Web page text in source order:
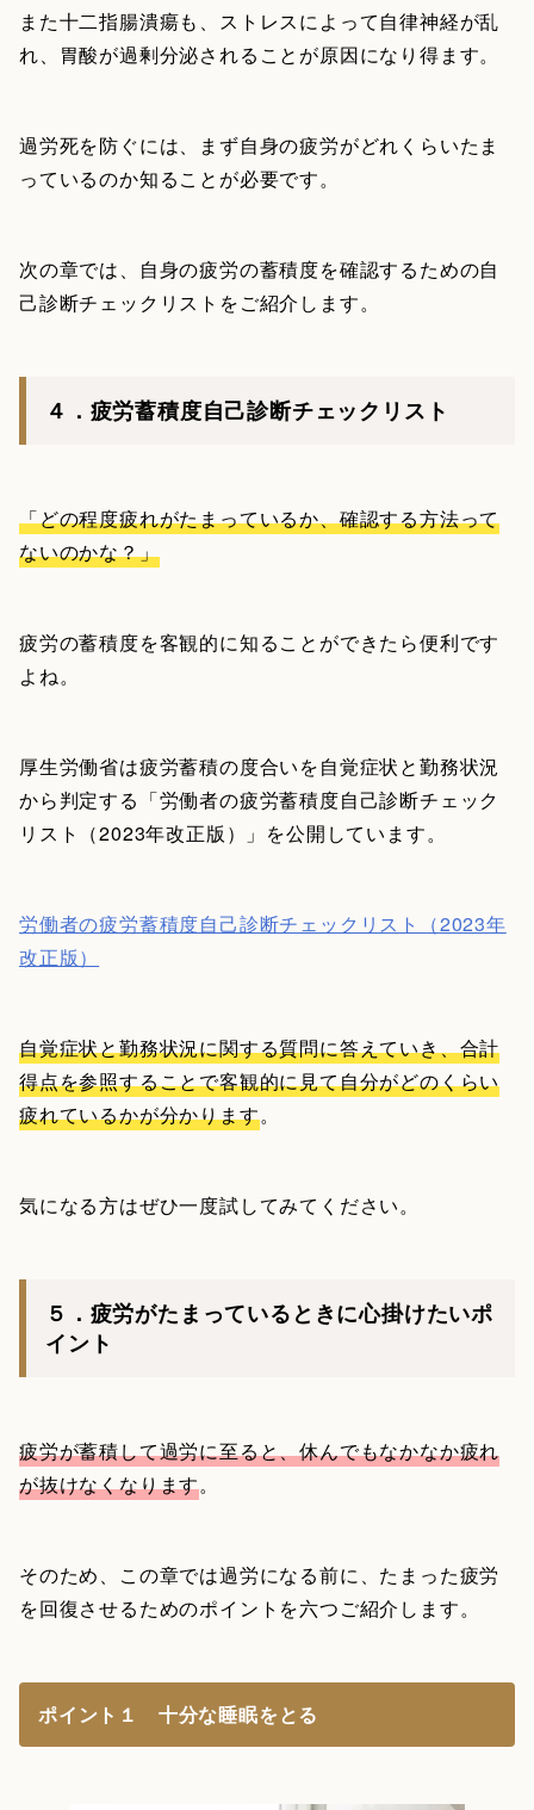
また十二指腸潰瘍も、ストレスによって自律神経が乱
れ、胃酸が過剰分泌されることが原因になり得ます。
過労死を防ぐには、まず自身の疲労がどれくらいたま
っているのか知ることが必要です。
次の章では、自身の疲労の蓄積度を確認するための自
己診断チェックリストをご紹介します。
４．疲労蓄積度自己診断チェックリスト
「どの程度疲れがたまっているか、確認する方法って
ないのかな？」
疲労の蓄積度を客観的に知ることができたら便利です
よね。
厚生労働省は疲労蓄積の度合いを自覚症状と勤務状況
から判定する「労働者の疲労蓄積度自己診断チェック
リスト（2023年改正版）」を公開しています。
労働者の疲労蓄積度自己診断チェックリスト（2023年
改正版）
自覚症状と勤務状況に関する質問に答えていき、合計
得点を参照することで客観的に見て自分がどのくらい
疲れているかが分かります。
気になる方はぜひ一度試してみてください。
５．疲労がたまっているときに心掛けたいポ
イント
疲労が蓄積して過労に至ると、休んでもなかなか疲れ
が抜けなくなります。
そのため、この章では過労になる前に、たまった疲労
を回復させるためのポイントを六つご紹介します。
ポイント１ 十分な睡眠をとる